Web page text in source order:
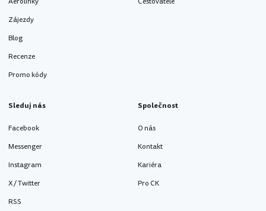
Zájezdy
Blog
Recenze
Promo kódy
Sleduj nás
Facebook
Messenger
Instagram
X / Twitter
RSS
Společnost
O nás
Kontakt
Kariéra
Pro CK